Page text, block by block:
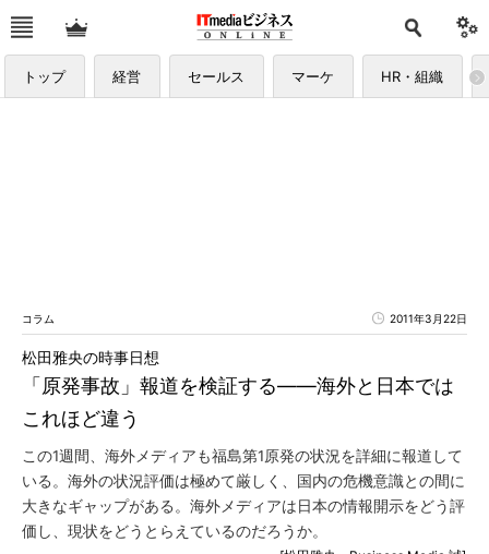
トップ 経営 セールス マーケ HR・組織
コラム 2011年3月22日
「原発事故」報道を検証する――海外と日本では
これほど違う
松田雅央の時事日想
この1週間、海外メディアも福島第1原発の状況を詳細に報道して
いる。海外の状況評価は極めて厳しく、国内の危機意識との間に
大きなギャップがある。海外メディアは日本の情報開示をどう評
価し、現状をどうとらえているのだろうか。